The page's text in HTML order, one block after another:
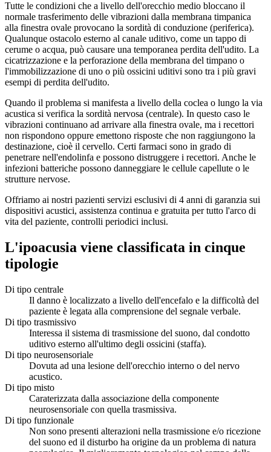
Tutte le condizioni che a livello dell'orecchio medio bloccano il
normale trasferimento delle vibrazioni dalla membrana timpanica
alla finestra ovale provocano la sordità di conduzione (periferica).
Qualunque ostacolo esterno al canale uditivo, come un tappo di
cerume o acqua, può causare una temporanea perdita dell'udito. La
cicatrizzazione e la perforazione della membrana del timpano o
l'immobilizzazione di uno o più ossicini uditivi sono tra i più gravi
esempi di perdita dell'udito.
Quando il problema si manifesta a livello della coclea o lungo la via
acustica si verifica la sordità nervosa (centrale). In questo caso le
vibrazioni continuano ad arrivare alla finestra ovale, ma i recettori
non rispondono oppure emettono risposte che non raggiungono la
destinazione, cioè il cervello. Certi farmaci sono in grado di
penetrare nell'endolinfa e possono distruggere i recettori. Anche le
infezioni batteriche possono danneggiare le cellule capellute o le
strutture nervose.
Offriamo ai nostri pazienti servizi esclusivi di 4 anni di garanzia sui
dispositivi acustici, assistenza continua e gratuita per tutto l'arco di
vita del paziente, controlli periodici inclusi.
L'ipoacusia viene classificata in cinque
tipologie
Di tipo centrale
Il danno è localizzato a livello dell'encefalo e la difficoltà del
paziente è legata alla comprensione del segnale verbale.
Di tipo trasmissivo
Interessa il sistema di trasmissione del suono, dal condotto
uditivo esterno all'ultimo degli ossicini (staffa).
Di tipo neurosensoriale
Dovuta ad una lesione dell'orecchio interno o del nervo
acustico.
Di tipo misto
Caraterizzata dalla associazione della componente
neurosensoriale con quella trasmissiva.
Di tipo funzionale
Non sono presenti alterazioni nella trasmissione e/o ricezione
del suono ed il disturbo ha origine da un problema di natura